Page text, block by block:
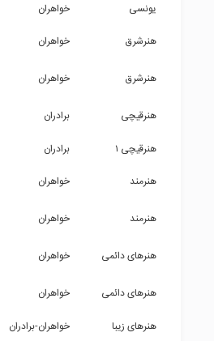
یونسی خواهران
هنرشرق
خواهران
هنرشرق خواهران
هنرقیچی برادران
هنرقیچی ۱ برادران
هنرمند
خواهران
هنرمند خواهران
هنرهای دائمی خواهران
هنرهای دائمی خواهران
هنرهای زیبا خواهران-برادران